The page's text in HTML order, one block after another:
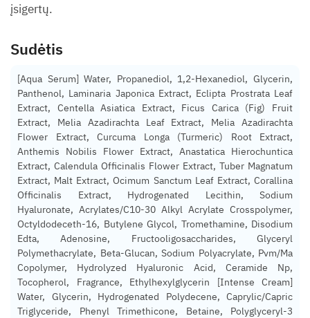
įsigertų.
Sudėtis
[Aqua Serum] Water, Propanediol, 1,2-Hexanediol, Glycerin,
Panthenol, Laminaria Japonica Extract, Eclipta Prostrata Leaf
Extract, Centella Asiatica Extract, Ficus Carica (Fig) Fruit
Extract, Melia Azadirachta Leaf Extract, Melia Azadirachta
Flower Extract, Curcuma Longa (Turmeric) Root Extract,
Anthemis Nobilis Flower Extract, Anastatica Hierochuntica
Extract, Calendula Officinalis Flower Extract, Tuber Magnatum
Extract, Malt Extract, Ocimum Sanctum Leaf Extract, Corallina
Officinalis Extract, Hydrogenated Lecithin, Sodium
Hyaluronate, Acrylates/C10-30 Alkyl Acrylate Crosspolymer,
Octyldodeceth-16, Butylene Glycol, Tromethamine, Disodium
Edta, Adenosine, Fructooligosaccharides, Glyceryl
Polymethacrylate, Beta-Glucan, Sodium Polyacrylate, Pvm/Ma
Copolymer, Hydrolyzed Hyaluronic Acid, Ceramide Np,
Tocopherol, Fragrance, Ethylhexylglycerin [Intense Cream]
Water, Glycerin, Hydrogenated Polydecene, Caprylic/Capric
Triglyceride, Phenyl Trimethicone, Betaine, Polyglyceryl-3